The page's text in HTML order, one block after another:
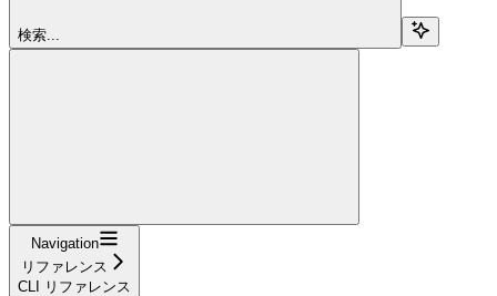
検索...
Navigation
リファレンス
CLI リファレンス